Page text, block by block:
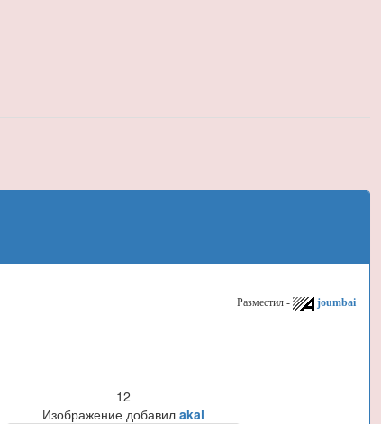
Разместил - joumbai
12
Изображение добавил akal